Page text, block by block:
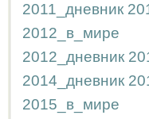
2011_дневник
2012_в_мире
2012_дневник
2014_дневник
2015_в_мире